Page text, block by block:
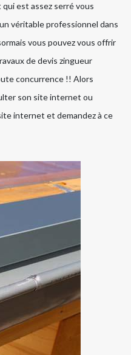
est assez serré vous
véritable professionnel dans
vous pouvez vous offrir
de devis zingueur
concurrence !! Alors
son site internet ou
internet et demandez à ce